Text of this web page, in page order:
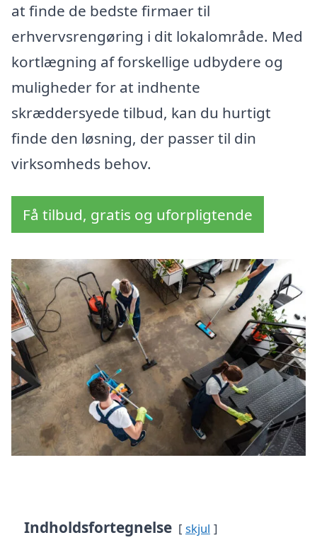
at finde de bedste firmaer til
erhvervsrengøring i dit lokalområde. Med
kortlægning af forskellige udbydere og
muligheder for at indhente
skræddersyede tilbud, kan du hurtigt
finde den løsning, der passer til din
virksomheds behov.
Få tilbud, gratis og uforpligtende
Indholdsfortegnelse skjul